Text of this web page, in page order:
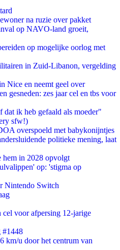
na ruzie over pakket
op NAVO-land groeit,
op mogelijke oorlog met
in Zuid-Libanon, vergelding
Nice en neemt geel over
gesneden: zes jaar cel en tbs voor
ik heb gefaald als moeder"
sfw!)
overspoeld met babykonijntjes
politieke mening, laat
hem in 2028 opvolgt
op: 'stigma op
Nintendo Switch
voor afpersing 12-jarige
#1448
km/u door het centrum van